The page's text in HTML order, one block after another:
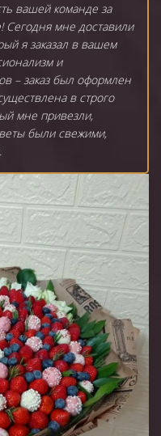
вашей команде за
Сегодня мне доставили
я заказал в вашем
и
– заказ был оформлен
в строго
мне привезли,
были свежими,